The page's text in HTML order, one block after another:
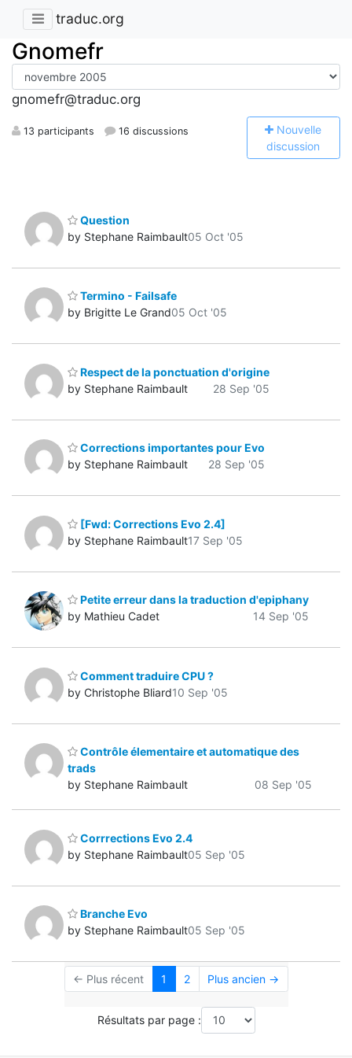
traduc.org
Gnomefr
gnomefr@traduc.org
13 participants 16 discussions Nouvelle
discussion
Question
by Stephane Raimbault05 Oct '05
Termino - Failsafe
by Brigitte Le Grand05 Oct '05
Respect de la ponctuation d'origine
by Stephane Raimbault
28 Sep '05
Corrections importantes pour Evo
by Stephane Raimbault
28 Sep '05
[Fwd: Corrections Evo 2.4]
by Stephane Raimbault17 Sep '05
Petite erreur dans la traduction d'epiphany
by Mathieu Cadet
14 Sep '05
Comment traduire CPU ?
by Christophe Bliard10 Sep '05
Contrôle élementaire et automatique des
trads
by Stephane Raimbault
08 Sep '05
Corrrections Evo 2.4
by Stephane Raimbault05 Sep '05
Branche Evo
by Stephane Raimbault05 Sep '05
← Plus récent 1 2 Plus ancien →
Résultats par page :